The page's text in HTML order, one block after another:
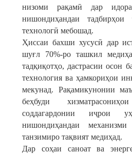
низоми рақамӣ дар
нишондиҳандаи
технологӣ мебошад.
Ҳиссаи бахши хусусӣ дар
шуғл 70%-ро ташкил
тадқиқотҳо, дастрасии осон
технология ва ҳамкориҳои
мекунад. Рақамикунонии
беҳбуди
соддагардонии иҷрои
нишондиҳандаи
танзимиро тақвият медиҳад.
Дар соҳаи саноат ва